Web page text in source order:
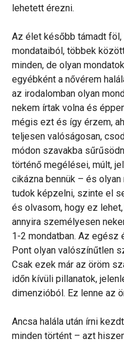
lehetett érezni.
Az élet később támadt
mondataiból, többek
minden, de olyan
egyébként a nővérem
az irodalomban olyan
nekem írtak volna és
mégis ezt és így érzem,
teljesen valóságosan,
módon szavakba
történő megélései, múlt,
cikázna bennük – és
tudok képzelni, szinte el
és olvasom, hogy ez
annyira személyesen
1-2 mondatban. Az egész
Pont olyan valószínűtlen
Csak ezek már az öröm
időn kívüli pillanatok,
dimenzióból. Ez lenne az
Ancsa halála után írni
minden történt – azt